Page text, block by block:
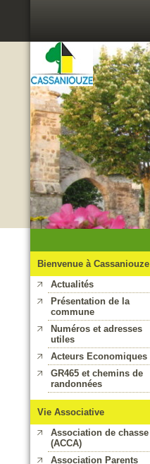
Bienvenue à Cassaniouze
Actualités
Présentation de la
commune
Numéros et adresses
utiles
Acteurs Economiques
GR465 et chemins de
randonnées
Vie Associative
Association de chasse
(ACCA)
Association Parents